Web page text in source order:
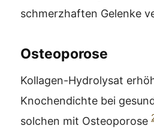
schmerzhaften Gelenke
Osteoporose
Kollagen-Hydrolysat
Knochendichte bei
solchen mit Osteoporose